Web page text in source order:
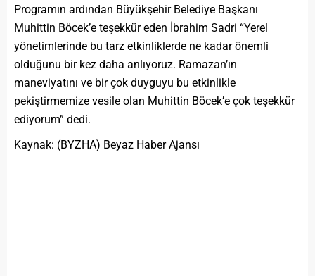
Programın ardından Büyükşehir Belediye Başkanı
Muhittin Böcek’e teşekkür eden İbrahim Sadri “Yerel
yönetimlerinde bu tarz etkinliklerde ne kadar önemli
olduğunu bir kez daha anlıyoruz. Ramazan’ın
maneviyatını ve bir çok duyguyu bu etkinlikle
pekiştirmemize vesile olan Muhittin Böcek’e çok teşekkür
ediyorum” dedi.
Kaynak: (BYZHA) Beyaz Haber Ajansı